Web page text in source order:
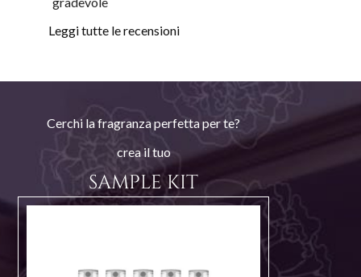
Leggi tutte le recensioni
Cerchi la fragranza perfetta per te?
crea il tuo
SAMPLE KIT